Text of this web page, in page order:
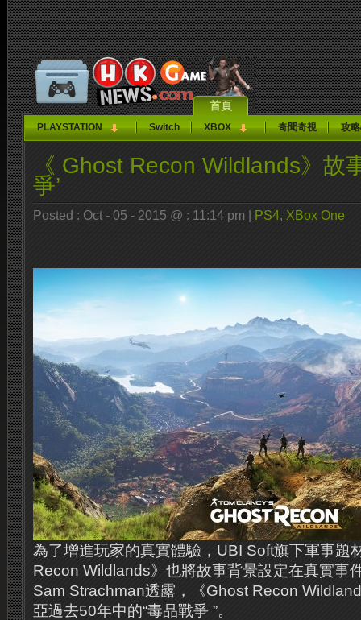
首頁
PLAYSTATION Switch XBOX 奇聞奇視 攻
《 Ghost Recon Wildlands》故
爭’
Posted : Oct - 05 - 2015 @ : 11:14 pm | PS4, XBox One
為了增進玩家的真實體驗，UBI Soft旗下軍事題
Recon Wildlands》也將故事背景設定在真實事
Sam Strachman透露，《Ghost Recon
亞過去50年中的“毒品戰爭 ”。